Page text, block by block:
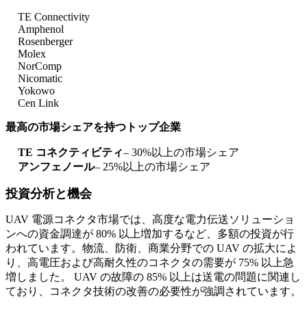
TE Connectivity
Amphenol
Rosenberger
Molex
NorComp
Nicomatic
Yokowo
Cen Link
最高の市場シェアを持つトップ企業
TE コネクティビティ– 30%以上の市場シェア
アンフェノール– 25%以上の市場シェア
投資分析と機会
UAV 電源コネクタ市場では、高度な電力伝送ソリューショ
ンへの資金調達が 80% 以上増加するなど、多額の投資が行
われています。物流、防衛、商業分野での UAV の拡大によ
り、高電圧および高耐久性のコネクタの需要が 75% 以上急
増しました。 UAV の故障の 85% 以上は送電の問題に関連し
ており、コネクタ技術の改善の必要性が強調されています。